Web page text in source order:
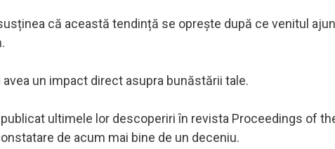
că această tendință se oprește după ce venitul
un impact direct asupra bunăstării tale.
ultimele lor descoperiri în revista Proceedings of
de acum mai bine de un deceniu.